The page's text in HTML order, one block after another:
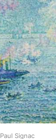
Paul Signac